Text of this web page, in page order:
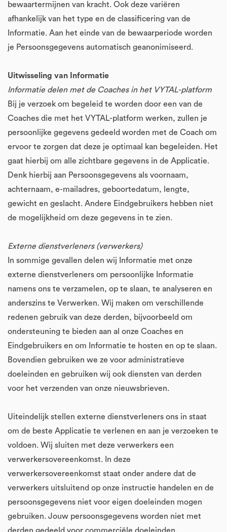
bewaartermijnen van kracht. Ook deze variëren
afhankelijk van het type en de classificering van de
Informatie. Aan het einde van de bewaarperiode worden
je Persoonsgegevens automatisch geanonimiseerd.
Uitwisseling van Informatie
Informatie delen met de Coaches in het VYTAL-platform
Bij je verzoek om begeleid te worden door een van de
Coaches die met het VYTAL-platform werken, zullen je
persoonlijke gegevens gedeeld worden met de Coach om
ervoor te zorgen dat deze je optimaal kan begeleiden. Het
gaat hierbij om alle zichtbare gegevens in de Applicatie.
Denk hierbij aan Persoonsgegevens als voornaam,
achternaam, e-mailadres, geboortedatum, lengte,
gewicht en geslacht. Andere Eindgebruikers hebben niet
de mogelijkheid om deze gegevens in te zien.
Externe dienstverleners (verwerkers)
In sommige gevallen delen wij Informatie met onze
externe dienstverleners om persoonlijke Informatie
namens ons te verzamelen, op te slaan, te analyseren en
anderszins te Verwerken. Wij maken om verschillende
redenen gebruik van deze derden, bijvoorbeeld om
ondersteuning te bieden aan al onze Coaches en
Eindgebruikers en om Informatie te hosten en op te slaan.
Bovendien gebruiken we ze voor administratieve
doeleinden en gebruiken wij ook diensten van derden
voor het verzenden van onze nieuwsbrieven.
Uiteindelijk stellen externe dienstverleners ons in staat
om de beste Applicatie te verlenen en aan je verzoeken te
voldoen. Wij sluiten met deze verwerkers een
verwerkersovereenkomst. In deze
verwerkersovereenkomst staat onder andere dat de
verwerkers uitsluitend op onze instructie handelen en de
persoonsgegevens niet voor eigen doeleinden mogen
gebruiken. Jouw persoonsgegevens worden niet met